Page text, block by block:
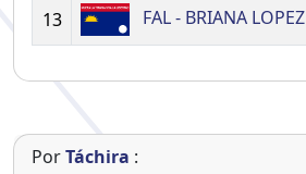
13 FAL - BRIANA LOPEZ
PorTáchira :